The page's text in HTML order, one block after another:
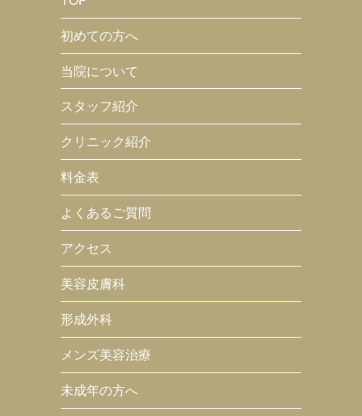
初めての方へ
当院について
スタッフ紹介
クリニック紹介
料金表
よくあるご質問
アクセス
美容皮膚科
形成外科
メンズ美容治療
未成年の方へ